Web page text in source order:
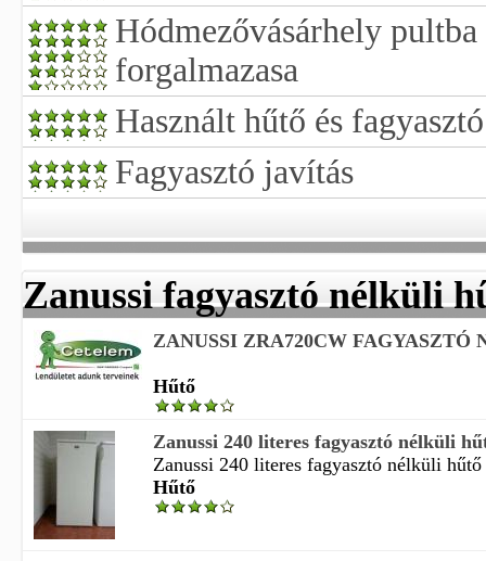
Hódmezővásárhely
forgalmazasa
Használt hűtő és
Fagyasztó javítás
Zanussi fagyasztó nélküli
ZANUSSI ZRA720CW FAGYASZTÓ
Hűtő
Zanussi 240 literes fagyasztó nélküli
Zanussi 240 literes fagyasztó nélküli
Hűtő